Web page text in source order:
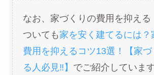
なお、家づくりの費用を抑える
ついても 家を安く建てるには？
費用を抑えるコツ13選！【家
る人必見‼】 でご紹介しています